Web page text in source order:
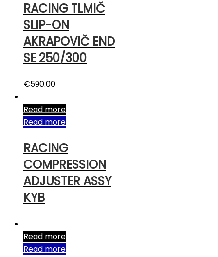
RACING TLMIČ
SLIP-ON
AKRAPOVIČ END
SE 250/300
€590.00
Read more
Read more
RACING
COMPRESSION
ADJUSTER ASSY
KYB
Read more
Read more